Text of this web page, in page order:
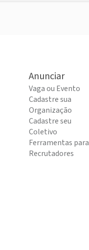
Anunciar
Vaga ou Evento
Cadastre sua
Organização
Cadastre seu
Coletivo
Ferramentas para
Recrutadores